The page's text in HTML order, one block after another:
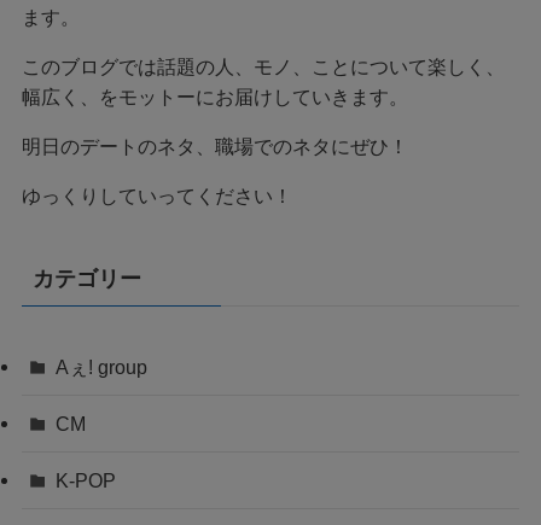
ます。
このブログでは話題の人、モノ、ことについて楽しく、
幅広く、をモットーにお届けしていきます。
明日のデートのネタ、職場でのネタにぜひ！
ゆっくりしていってください！
カテゴリー
Aぇ! group
CM
K-POP